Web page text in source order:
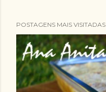
POSTAGENS MAIS VISITADAS